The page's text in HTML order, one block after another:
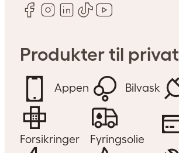
Produkter til privat
Appen Bilvask
Forsikringer Fyringsolie